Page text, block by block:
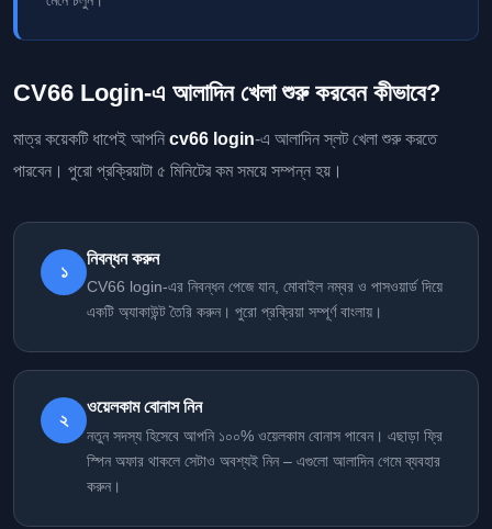
CV66 Login-এ আলাদিন খেলা শুরু করবেন কীভাবে?
মাত্র কয়েকটি ধাপেই আপনি cv66 login-এ আলাদিন স্লট খেলা শুরু করতে
পারবেন। পুরো প্রক্রিয়াটা ৫ মিনিটের কম সময়ে সম্পন্ন হয়।
১
নিবন্ধন করুন
CV66 login-এর নিবন্ধন পেজে যান, মোবাইল নম্বর ও পাসওয়ার্ড দিয়ে
একটি অ্যাকাউন্ট তৈরি করুন। পুরো প্রক্রিয়া সম্পূর্ণ বাংলায়।
২
ওয়েলকাম বোনাস নিন
নতুন সদস্য হিসেবে আপনি ১০০% ওয়েলকাম বোনাস পাবেন। এছাড়া ফ্রি
স্পিন অফার থাকলে সেটাও অবশ্যই নিন – এগুলো আলাদিন গেমে ব্যবহার
করুন।